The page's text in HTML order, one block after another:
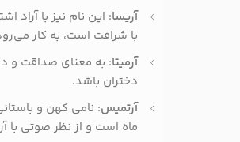
آریسا: این نام نیز با
با شرافت است، به کار
آرمیتا: به معنای صداقت و
دختران باشد.
آرتمیس: نامی کهن و
ماه است و از نظر صوتی با